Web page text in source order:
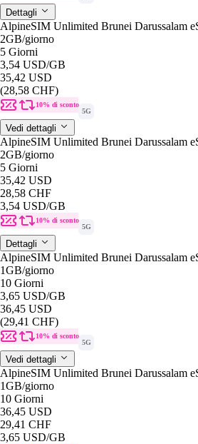
Dettagli
AlpineSIM Unlimited Brunei Darussalam
2GB/giorno
5 Giorni
3,54 USD/GB
35,42 USD
(28,58 CHF)
10% di sconto
5G
Vedi dettagli
AlpineSIM Unlimited Brunei Darussalam
2GB/giorno
5 Giorni
35,42 USD
28,58 CHF
3,54 USD/GB
10% di sconto
5G
Dettagli
AlpineSIM Unlimited Brunei Darussalam
1GB/giorno
10 Giorni
3,65 USD/GB
36,45 USD
(29,41 CHF)
10% di sconto
5G
Vedi dettagli
AlpineSIM Unlimited Brunei Darussalam
1GB/giorno
10 Giorni
36,45 USD
29,41 CHF
3,65 USD/GB